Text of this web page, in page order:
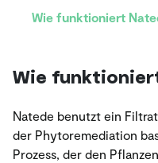
Wie funktioniert
Wie
Natede benutzt ein
der Phytoremediation
Prozess, der den